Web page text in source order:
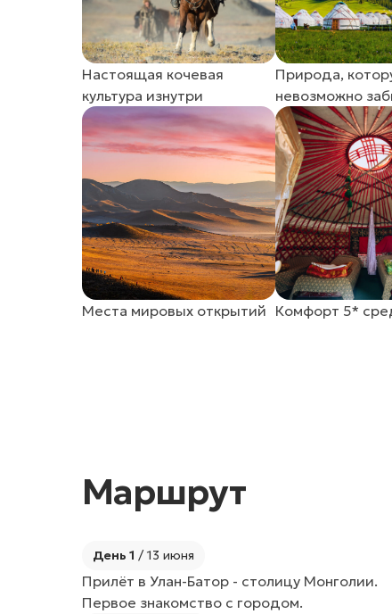
Настоящая кочевая
культура изнутри
Природа,
невозможно
Места мировых открытий Комфорт 5*
Маршрут
День 1 / 13 июня
Прилёт в Улан-Батор - столицу Монголии.
Первое знакомство с городом.